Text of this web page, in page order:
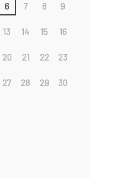
6 7 8 9
13 14 15 16
20 21 22 23
27 28 29 30